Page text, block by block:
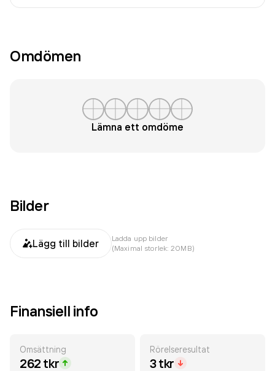
Omdömen
Lämna ett omdöme
Bilder
Lägg till bilder
Ladda upp bilder
(Maximal storlek: 20MB)
Finansiell info
Omsättning
262 tkr
Rörelseresultat
3 tkr